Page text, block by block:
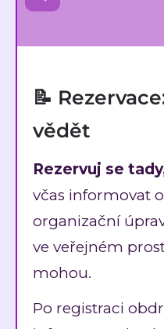
📝
vědět
Rezervuj se
včas informovat
organizační
ve veřejném
mohou.
Po registraci